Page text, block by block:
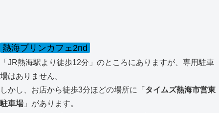
熱海プリンカフェ2nd
「JR熱海駅より徒歩12分」のところにありますが、専用駐車
場はありません。
しかし、お店から徒歩3分ほどの場所に「 タイムズ熱海市営東
駐車場」があります。